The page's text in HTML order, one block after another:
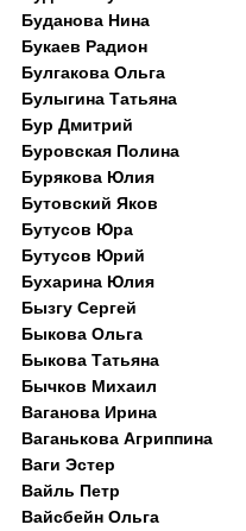
Буданова Нина
Букаев Радион
Булгакова Ольга
Булыгина Татьяна
Бур Дмитрий
Буровская Полина
Бурякова Юлия
Бутовский Яков
Бутусов Юра
Бутусов Юрий
Бухарина Юлия
Бызгу Сергей
Быкова Ольга
Быкова Татьяна
Бычков Михаил
Ваганова Ирина
Ваганькова Агриппина
Ваги Эстер
Вайль Петр
Вайсбейн Ольга